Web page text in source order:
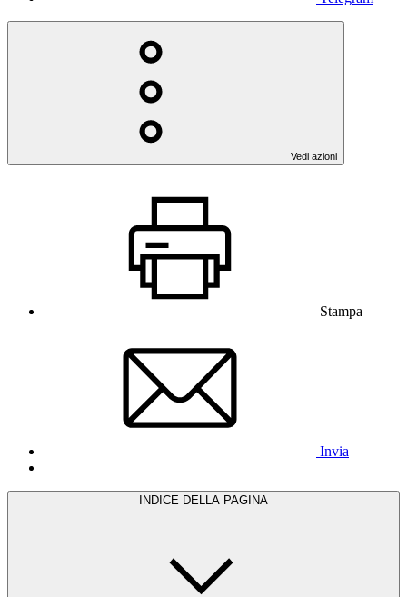
Vedi azioni
Stampa
Invia
INDICE DELLA PAGINA